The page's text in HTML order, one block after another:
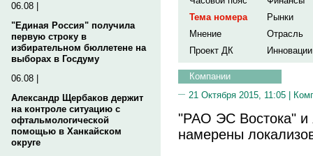
06.08 |
"Единая Россия" получила
первую строку в
избирательном бюллетене на
выборах в Госдуму
06.08 |
Александр Щербаков держит
на контроле ситуацию с
офтальмологической
помощью в Ханкайском
округе
Тема номера
Рынки
Мнение
Отрасль
Проект ДК
Инновации
Компании
21 Октября 2015, 11:05 |
"РАО ЭС Востока" и
намерены